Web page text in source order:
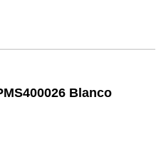
Blanco